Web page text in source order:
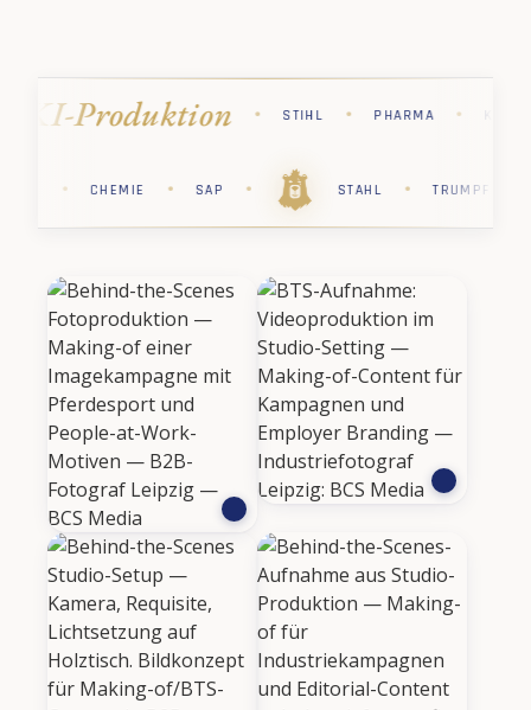
PHARMA · KÄRCHER ·
KÄRCHER · PHARMA · STIHL · CHEMIE · SAP